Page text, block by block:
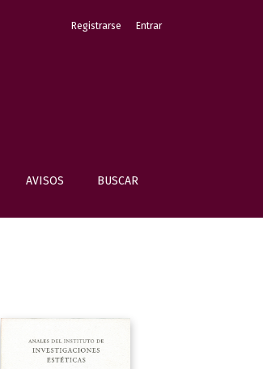
AVISOS BUSCAR
Registrarse Entrar